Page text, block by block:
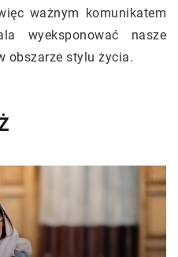
ważnym komunikatem
wyeksponować nasze
obszarze stylu życia.